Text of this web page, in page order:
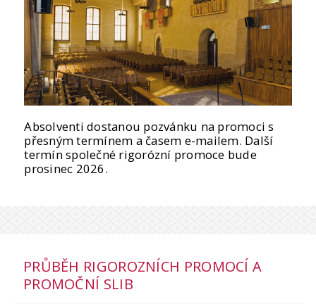
Absolventi dostanou pozvánku na promoci s
přesným termínem a časem e-mailem. Další
termín společné rigorózní promoce bude
prosinec 2026.
PRŮBĚH RIGOROZNÍCH PROMOCÍ A
PROMOČNÍ SLIB